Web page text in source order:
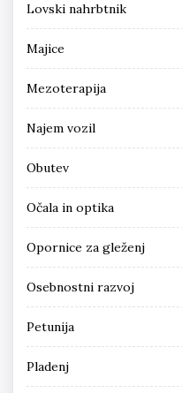
Lovski nahrbtnik
Majice
Mezoterapija
Najem vozil
Obutev
Očala in optika
Opornice za gleženj
Osebnostni razvoj
Petunija
Pladenj